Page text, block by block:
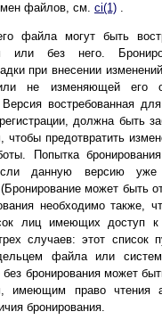
файлов, см. ci(1) .
файла могут быть
или без него.
при внесении
не изменяющей его
Версия востребованная
должна быть
чтобы предотвратить
Попытка
данную версию уже
может быть
необходимо также,
лиц имеющих доступ
случаев: этот список
файла или
без бронирования может
имеющим право чтения
бронирования.